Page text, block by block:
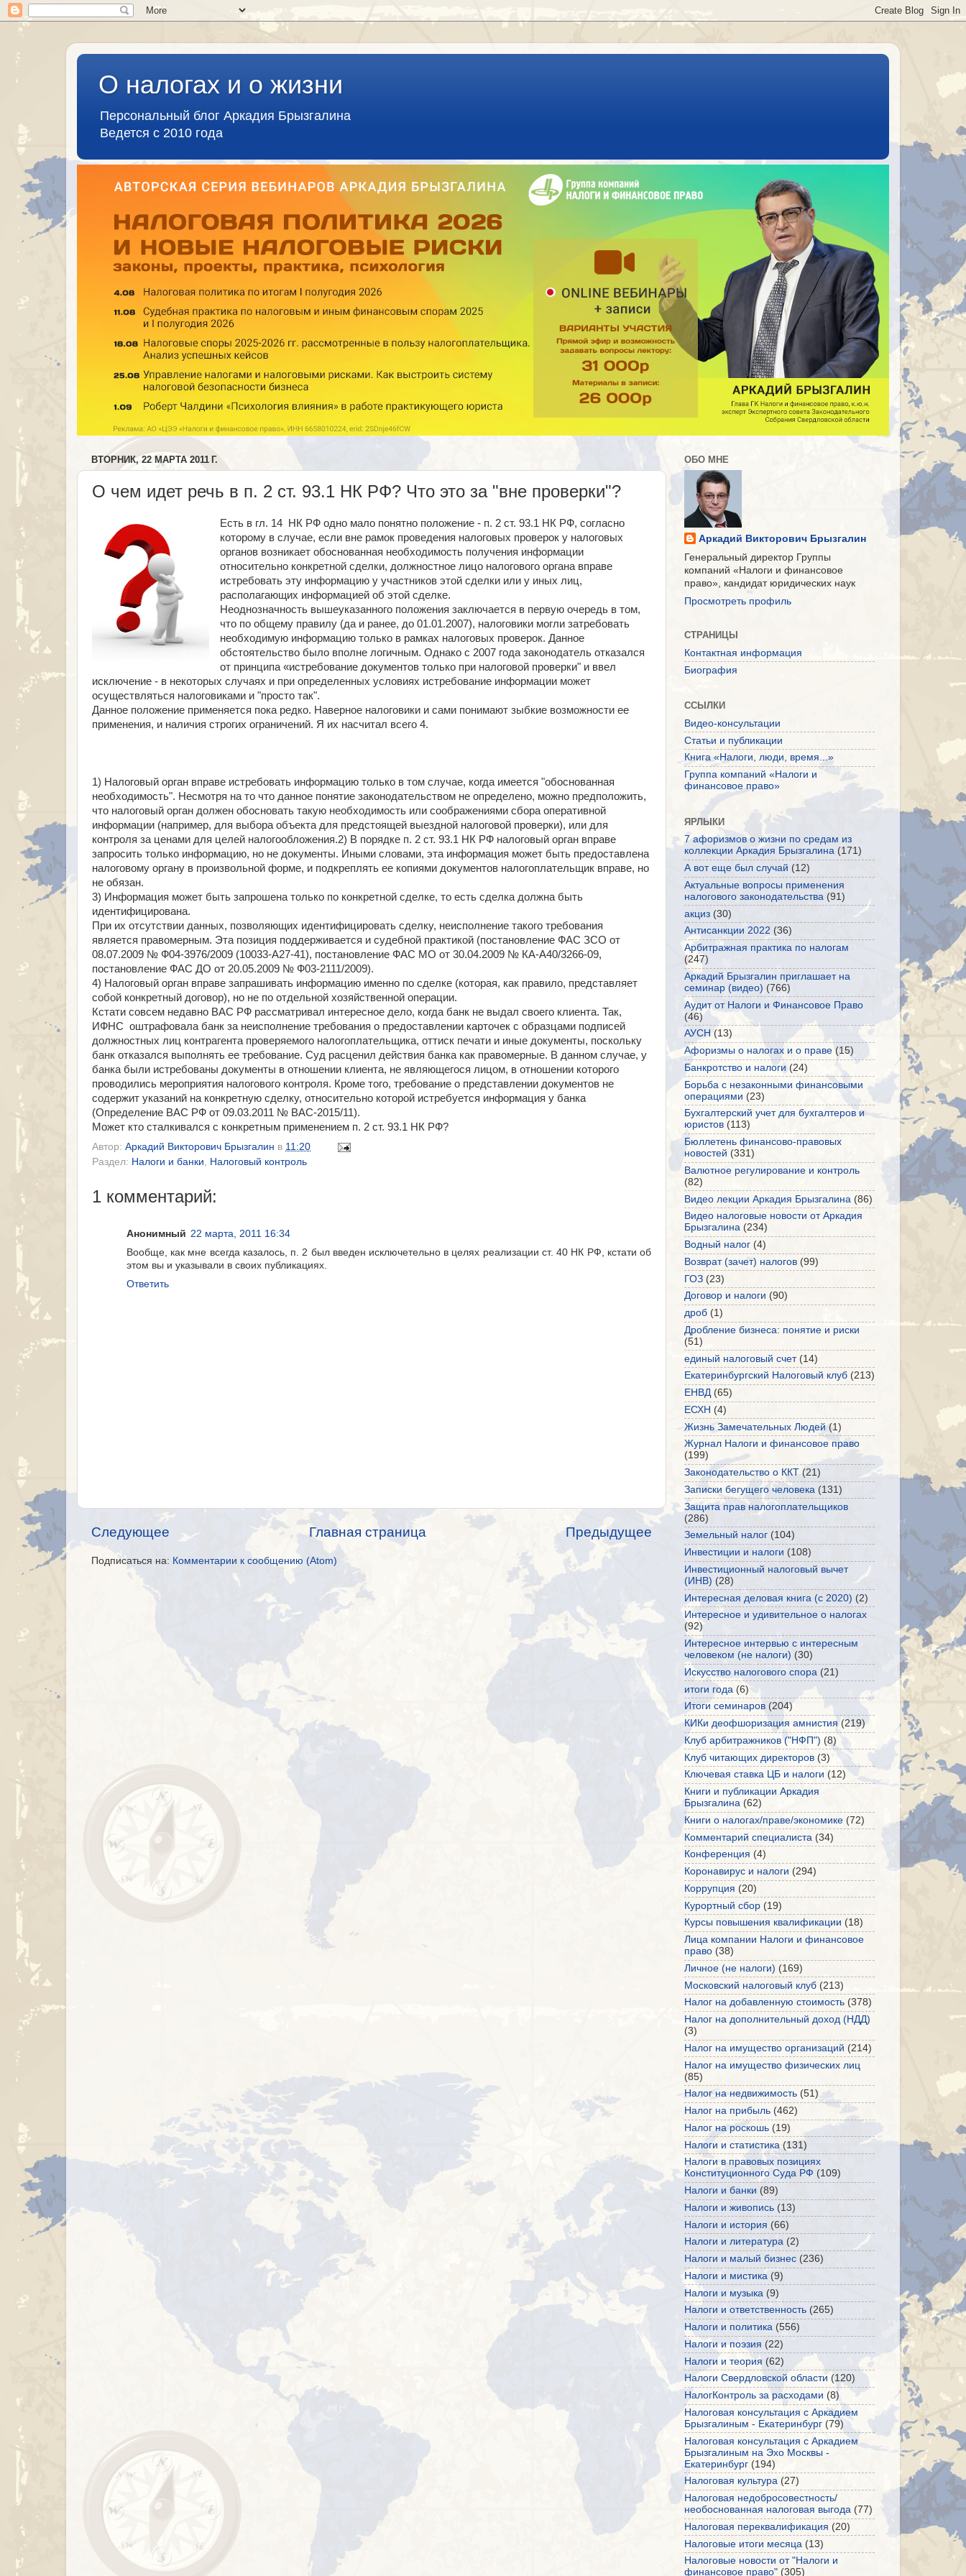
О налогах и о жизни
Персональный блог Аркадия Брызгалина
Ведется с 2010 года
ВТОРНИК, 22 МАРТА 2011 Г.
О чем идет речь в п. 2 ст. 93.1 НК РФ? Что это за "вне проверки"?
Есть в гл. 14 НК РФ одно мало понятно положение - п. 2 ст. 93.1 НК РФ, согласно
которому в случае, если вне рамок проведения налоговых проверок у налоговых
органов возникает обоснованная необходимость получения информации
относительно конкретной сделки, должностное лицо налогового органа вправе
истребовать эту информацию у участников этой сделки или у иных лиц,
располагающих информацией об этой сделке.
Неоднозначность вышеуказанного положения заключается в первую очередь в том,
что по общему правилу (да и ранее, до 01.01.2007), налоговики могли затребовать
необходимую информацию только в рамках налоговых проверок. Данное
обстоятельство было вполне логичным. Однако с 2007 года законодатель отказался
от принципа «истребование документов только при налоговой проверки" и ввел
исключение - в некоторых случаях и при определенных условиях истребование информации может
осуществляться налоговиками и "просто так".
Данное положение применяется пока редко. Наверное налоговики и сами понимают зыбкие возможности ее
применения, и наличия строгих ограничений. Я их насчитал всего 4.
1) Налоговый орган вправе истребовать информацию только в том случае, когда имеется "обоснованная
необходимость". Несмотря на то что данное понятие законодательством не определено, можно предположить,
что налоговый орган должен обосновать такую необходимость или соображениями сбора оперативной
информации (например, для выбора объекта для предстоящей выездной налоговой проверки), или для
контроля за ценами для целей налогообложения.2) В порядке п. 2 ст. 93.1 НК РФ налоговый орган вправе
запросить только информацию, но не документы. Иными словами, эта информация может быть предоставлена
налоговому органу в произвольной форме, и подкреплять ее копиями документов налогоплательщик вправе, но
не обязан.
3) Информация может быть запрошена только по конкретной сделке, то есть сделка должна быть
идентифицирована.
При их отсутствии данных, позволяющих идентифицировать сделку, неисполнение такого требования
является правомерным. Эта позиция поддерживается и судебной практикой (постановление ФАС ЗСО от
08.07.2009 № Ф04-3976/2009 (10033-А27-41), постановление ФАС МО от 30.04.2009 № КА-А40/3266-09,
постановление ФАС ДО от 20.05.2009 № Ф03-2111/2009).
4) Налоговый орган вправе запрашивать информацию именно по сделке (которая, как правило, представляет
собой конкретный договор), но не по отдельной хозяйственной операции.
Кстати совсем недавно ВАС РФ рассматривал интересное дело, когда банк не выдал своего клиента. Так,
ИФНС оштрафовала банк за неисполнение требования о предоставлении карточек с образцами подписей
должностных лиц контрагента проверяемого налогоплательщика, оттиск печати и иные документы, поскольку
банк отказался выполнять ее требование. Суд расценил действия банка как правомерные. В данном случае, у
банка были истребованы документы в отношении клиента, не являющегося лицом, в отношении которого
проводились мероприятия налогового контроля. Кроме того, требование о представлении документов не
содержит указаний на конкретную сделку, относительно которой истребуется информация у банка
(Определение ВАС РФ от 09.03.2011 № ВАС-2015/11).
Может кто сталкивался с конкретным применением п. 2 ст. 93.1 НК РФ?
Автор: Аркадий Викторович Брызгалин в 11:20
Раздел: Налоги и банки Налоговый контроль
1 комментарий:
Анонимный 22 марта, 2011 16:34
Вообще, как мне всегда казалось, п. 2 был введен исключетельно в целях реализации ст. 40 НК РФ, кстати об
этом вы и указывали в своих публикациях.
Ответить
Следующее Предыдущее
Главная страница
Подписаться на: Комментарии к сообщению (Atom)
ОБО МНЕ
Аркадий Викторович Брызгалин
Генеральный директор Группы
компаний «Налоги и финансовое
право», кандидат юридических наук
Просмотреть профиль
СТРАНИЦЫ
Контактная информация
Биография
ССЫЛКИ
Видео-консультации
Статьи и публикации
Книга «Налоги, люди, время...»
Группа компаний «Налоги и
финансовое право»
ЯРЛЫКИ
7 афоризмов о жизни по средам из
коллекции Аркадия Брызгалина (171)
А вот еще был случай (12)
Актуальные вопросы применения
налогового законодательства (91)
акциз (30)
Антисанкции 2022 (36)
Арбитражная практика по налогам
(247)
Аркадий Брызгалин приглашает на
семинар (видео) (766)
Аудит от Налоги и Финансовое Право
(46)
АУСН (13)
Афоризмы о налогах и о праве (15)
Банкротство и налоги (24)
Борьба с незаконными финансовыми
операциями (23)
Бухгалтерский учет для бухгалтеров и
юристов (113)
Бюллетень финансово-правовых
новостей (331)
Валютное регулирование и контроль
(82)
Видео лекции Аркадия Брызгалина (86)
Видео налоговые новости от Аркадия
Брызгалина (234)
Водный налог (4)
Возврат (зачет) налогов (99)
ГОЗ (23)
Договор и налоги (90)
дроб (1)
Дробление бизнеса: понятие и риски
(51)
единый налоговый счет (14)
Екатеринбургский Налоговый клуб (213)
ЕНВД (65)
ЕСХН (4)
Жизнь Замечательных Людей (1)
Журнал Налоги и финансовое право
(199)
Законодательство о ККТ (21)
Записки бегущего человека (131)
Защита прав налогоплательщиков
(286)
Земельный налог (104)
Инвестиции и налоги (108)
Инвестиционный налоговый вычет
(ИНВ) (28)
Интересная деловая книга (с 2020) (2)
Интересное и удивительное о налогах
(92)
Интересное интервью с интересным
человеком (не налоги) (30)
Искусство налогового спора (21)
итоги года (6)
Итоги семинаров (204)
КИКи деофшоризация амнистия (219)
Клуб арбитражников ("НФП") (8)
Клуб читающих директоров (3)
Ключевая ставка ЦБ и налоги (12)
Книги и публикации Аркадия
Брызгалина (62)
Книги о налогах/праве/экономике (72)
Комментарий специалиста (34)
Конференция (4)
Коронавирус и налоги (294)
Коррупция (20)
Курортный сбор (19)
Курсы повышения квалификации (18)
Лица компании Налоги и финансовое
право (38)
Личное (не налоги) (169)
Московский налоговый клуб (213)
Налог на добавленную стоимость (378)
Налог на дополнительный доход (НДД)
(3)
Налог на имущество организаций (214)
Налог на имущество физических лиц
(85)
Налог на недвижимость (51)
Налог на прибыль (462)
Налог на роскошь (19)
Налоги и статистика (131)
Налоги в правовых позициях
Конституционного Суда РФ (109)
Налоги и банки (89)
Налоги и живопись (13)
Налоги и история (66)
Налоги и литература (2)
Налоги и малый бизнес (236)
Налоги и мистика (9)
Налоги и музыка (9)
Налоги и ответственность (265)
Налоги и политика (556)
Налоги и поэзия (22)
Налоги и теория (62)
Налоги Свердловской области (120)
НалогКонтроль за расходами (8)
Налоговая консультация с Аркадием
Брызгалиным - Екатеринбург (79)
Налоговая консультация с Аркадием
Брызгалиным на Эхо Москвы -
Екатеринбург (194)
Налоговая культура (27)
Налоговая недобросовестность/
необоснованная налоговая выгода (77)
Налоговая переквалификация (20)
Налоговые итоги месяца (13)
Налоговые новости от "Налоги и
финансовое право" (305)